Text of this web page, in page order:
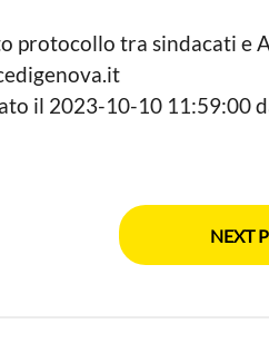
protocollo tra sindacati e
il 2023-10-10 11:59:00
NEXT